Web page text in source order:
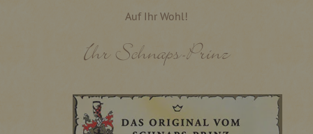
Auf Ihr Wohl!
Ihr Schnaps-Prinz